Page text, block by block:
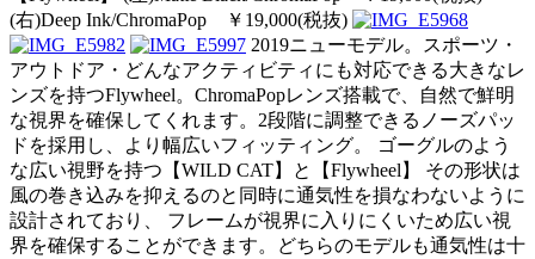
(右)Deep Ink/ChromaPop ￥19,000(税抜)
2019ニューモデル。スポーツ・
アウトドア・どんなアクティビティにも対応できる大きなレ
ンズを持つFlywheel。ChromaPopレンズ搭載で、自然で鮮明
な視界を確保してくれます。2段階に調整できるノーズパッ
ドを採用し、より幅広いフィッティング。 ゴーグルのよう
な広い視野を持つ【WILD CAT】と【Flywheel】 その形状は
風の巻き込みを抑えるのと同時に通気性を損なわないように
設計されており、 フレームが視界に入りにくいため広い視
界を確保することができます。どちらのモデルも通気性は十